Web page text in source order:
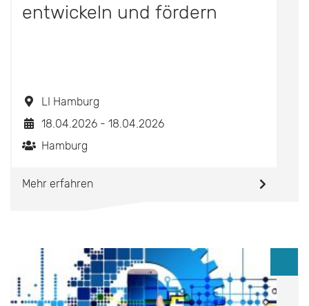
entwickeln und fördern
LI Hamburg
18.04.2026 - 18.04.2026
Hamburg
Mehr erfahren